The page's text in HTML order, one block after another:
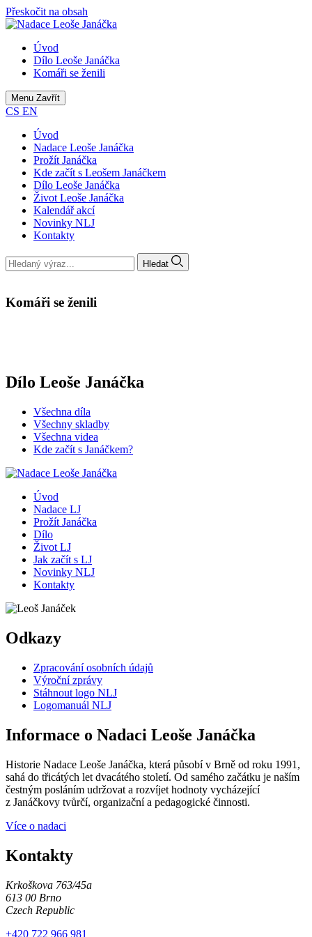
Přeskočit na obsah
Úvod
Dílo Leoše Janáčka
Komáři se ženili
Menu Zavřít
CS EN
Úvod
Nadace Leoše Janáčka
Prožít Janáčka
Kde začít s Leošem Janáčkem
Dílo Leoše Janáčka
Život Leoše Janáčka
Kalendář akcí
Novinky NLJ
Kontakty
Hledat
Komáři se ženili
Dílo Leoše Janáčka
Všechna díla
Všechny skladby
Všechna videa
Kde začít s Janáčkem?
Úvod
Nadace LJ
Prožít Janáčka
Dílo
Život LJ
Jak začít s LJ
Novinky NLJ
Kontakty
Odkazy
Zpracování osobních údajů
Výroční zprávy
Stáhnout logo NLJ
Logomanuál NLJ
Informace o Nadaci Leoše Janáčka
Historie Nadace Leoše Janáčka, která působí v Brně od roku 1991,
sahá do třicátých let dvacátého století. Od samého začátku je naším
čestným posláním udržovat a rozvíjet hodnoty vycházející
z Janáčkovy tvůrčí, organizační a pedagogické činnosti.
Více o nadaci
Kontakty
Krkoškova 763/45a
613 00 Brno
Czech Republic
+420 722 966 981